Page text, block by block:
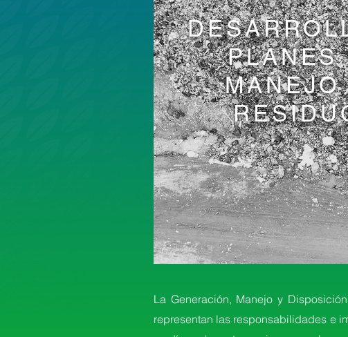
PLANES
MANEJO
La Generación, Manejo y
representan las responsabilidades e